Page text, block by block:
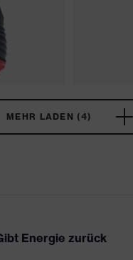
MEHR LADEN (4)
Energie zurück